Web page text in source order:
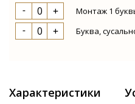
Монтаж 1
Буква,
Характеристики